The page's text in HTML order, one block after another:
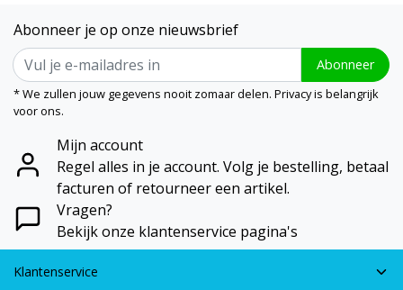
Abonneer je op onze nieuwsbrief
Abonneer
* We zullen jouw gegevens nooit zomaar delen. Privacy is belangrijk
voor ons.
Mijn account
Regel alles in je account. Volg je bestelling, betaal
facturen of retourneer een artikel.
Vragen?
Bekijk onze klantenservice pagina's
Klantenservice